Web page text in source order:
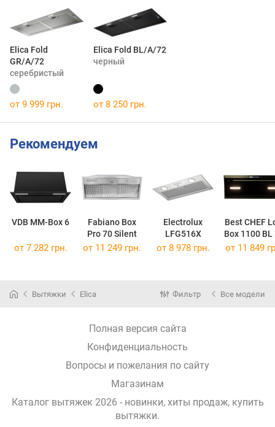
Elica Fold
GR/A/72
серебристый
Elica Fold BL/A/72
черный
от 9 999 грн. от 8 250 грн.
Рекомендуем
VDB MM-Box 6
Fabiano Box
Pro 70 Silent
Electrolux
LFG516X
Best CHEF
Box 1100 BL
от 7 282 грн. от 11 249 грн. от 8 978 грн. от 11 849
Вытяжки Elica Фильтр Все модели
Полная версия сайта
Конфиденциальность
Вопросы и пожелания по сайту
Магазинам
Каталог вытяжек 2026 - новинки, хиты продаж, купить
вытяжки.